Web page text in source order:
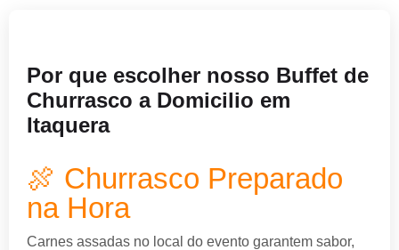
Por que escolher nosso Buffet de
Churrasco a Domicilio em
Itaquera
🍖 Churrasco Preparado
na Hora
Carnes assadas no local do evento garantem sabor,